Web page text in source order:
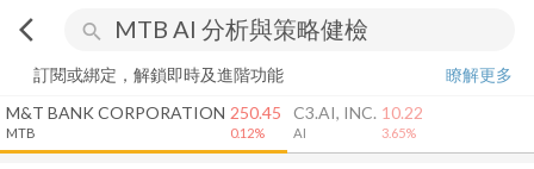
arrow_back_ios search
訂閱或綁定，解鎖即時及進階功能
瞭解更多
M&T BANK CORPORATION
MTB
250.45
0.12%
C3.AI, INC.
AI
10.22
3.65%